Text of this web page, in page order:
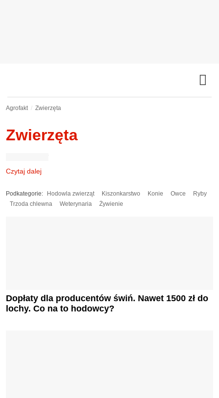
Agrofakt Zwierzęta
Zwierzęta
Czytaj dalej
Podkategorie: Hodowla zwierząt Kiszonkarstwo Konie Owce
Ryby
Trzoda chlewna
Weterynaria Żywienie
Dopłaty dla producentów świń. Nawet 1500 zł do
lochy. Co na to hodowcy?